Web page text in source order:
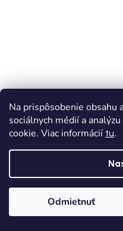
Na prispôsobenie obsahu
sociálnych médií a
cookie. Viac informácií tu.
Odmietnuť
Dievčenské kotníkové